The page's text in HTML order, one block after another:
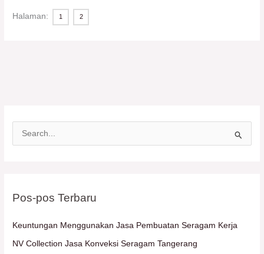
Halaman: 1 2
u
u
Pos-pos Terbaru
Keuntungan Menggunakan Jasa Pembuatan Seragam Kerja
NV Collection Jasa Konveksi Seragam Tangerang